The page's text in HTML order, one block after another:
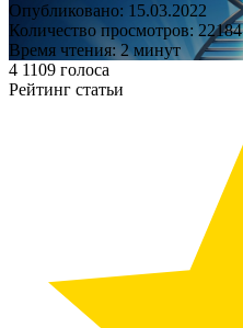
Опубликовано: 15.03.2022
Количество просмотров: 22184
Время чтения: 2 минут
4 1109 голоса
Рейтинг статьи